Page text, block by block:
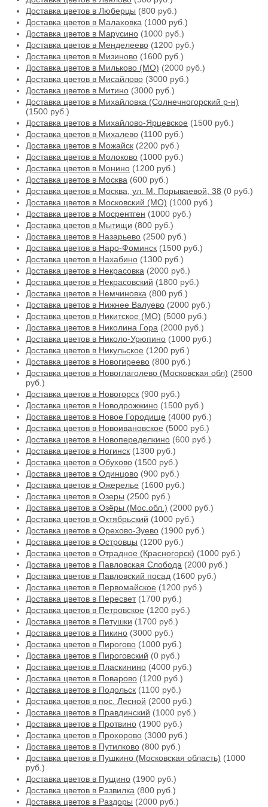
Доставка цветов в Люберцы (800 руб.)
Доставка цветов в Малаховка (1000 руб.)
Доставка цветов в Марусино (1000 руб.)
Доставка цветов в Менделеево (1200 руб.)
Доставка цветов в Мизиново (1600 руб.)
Доставка цветов в Мильково (МО) (2000 руб.)
Доставка цветов в Мисайлово (3000 руб.)
Доставка цветов в Митино (3000 руб.)
Доставка цветов в Михайловка (Солнечногорский р-н)
(1500 руб.)
Доставка цветов в Михайлово-Ярцевское (1500 руб.)
Доставка цветов в Михалево (1100 руб.)
Доставка цветов в Можайск (2200 руб.)
Доставка цветов в Молоково (1000 руб.)
Доставка цветов в Монино (1200 руб.)
Доставка цветов в Москва (600 руб.)
Доставка цветов в Москва, ул. М. Порываевой, 38 (0 руб.)
Доставка цветов в Московский (МО) (1000 руб.)
Доставка цветов в Мосрентген (1000 руб.)
Доставка цветов в Мытищи (800 руб.)
Доставка цветов в Назарьево (2500 руб.)
Доставка цветов в Наро-Фоминск (1500 руб.)
Доставка цветов в Нахабино (1300 руб.)
Доставка цветов в Некрасовка (2000 руб.)
Доставка цветов в Некрасовский (1800 руб.)
Доставка цветов в Немчиновка (800 руб.)
Доставка цветов в Нижнее Валуево (2000 руб.)
Доставка цветов в Никитское (МО) (5000 руб.)
Доставка цветов в Николина Гора (2000 руб.)
Доставка цветов в Николо-Урюпино (1000 руб.)
Доставка цветов в Никульское (1200 руб.)
Доставка цветов в Новогиреево (800 руб.)
Доставка цветов в Новоглаголево (Московская обл) (2500
руб.)
Доставка цветов в Новогорск (900 руб.)
Доставка цветов в Новодрожжино (1500 руб.)
Доставка цветов в Новое Городище (4000 руб.)
Доставка цветов в Новоивановское (5000 руб.)
Доставка цветов в Новопеределкино (600 руб.)
Доставка цветов в Ногинск (1300 руб.)
Доставка цветов в Обухово (1500 руб.)
Доставка цветов в Одинцово (900 руб.)
Доставка цветов в Ожерелье (1600 руб.)
Доставка цветов в Озеры (2500 руб.)
Доставка цветов в Озёры (Мос.обл.) (2000 руб.)
Доставка цветов в Октябрьский (1000 руб.)
Доставка цветов в Орехово-Зуево (1900 руб.)
Доставка цветов в Островцы (1200 руб.)
Доставка цветов в Отрадное (Красногорск) (1000 руб.)
Доставка цветов в Павловская Слобода (2000 руб.)
Доставка цветов в Павловский посад (1600 руб.)
Доставка цветов в Первомайское (1200 руб.)
Доставка цветов в Пересвет(1700 руб.)
Доставка цветов в Петровское (1200 руб.)
Доставка цветов в Петушки (1700 руб.)
Доставка цветов в Пикино (3000 руб.)
Доставка цветов в Пирогово (1000 руб.)
Доставка цветов в Пироговский (0 руб.)
Доставка цветов в Пласкинино (4000 руб.)
Доставка цветов в Поварово (1200 руб.)
Доставка цветов в Подольск (1100 руб.)
Доставка цветов в пос. Лесной (2000 руб.)
Доставка цветов в Правдинский (1000 руб.)
Доставка цветов в Протвино (1900 руб.)
Доставка цветов в Прохорово (3000 руб.)
Доставка цветов в Путилково (800 руб.)
Доставка цветов в Пушкино (Московская область) (1000
руб.)
Доставка цветов в Пущино (1900 руб.)
Доставка цветов в Развилка (800 руб.)
Доставка цветов в Раздоры (2000 руб.)